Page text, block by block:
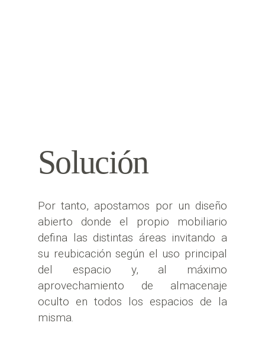
Solución
Por tanto, apostamos por un diseño
abierto donde el propio mobiliario
defina las distintas áreas invitando a
su reubicación según el uso principal
del espacio y, al máximo
aprovechamiento de almacenaje
oculto en todos los espacios de la
misma.